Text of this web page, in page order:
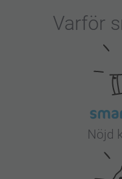
Varför
Nöjd